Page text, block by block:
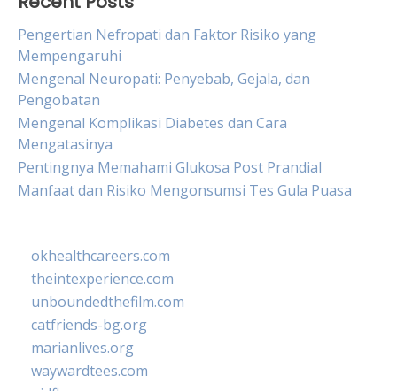
Pengertian Nefropati dan Faktor Risiko yang
Mempengaruhi
Mengenal Neuropati: Penyebab, Gejala, dan
Pengobatan
Mengenal Komplikasi Diabetes dan Cara
Mengatasinya
Pentingnya Memahami Glukosa Post Prandial
Manfaat dan Risiko Mengonsumsi Tes Gula Puasa
okhealthcareers.com
theintexperience.com
unboundedthefilm.com
catfriends-bg.org
marianlives.org
waywardtees.com